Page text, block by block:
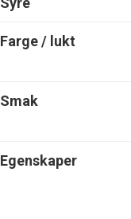
Farge / lukt
Smak
Egenskaper